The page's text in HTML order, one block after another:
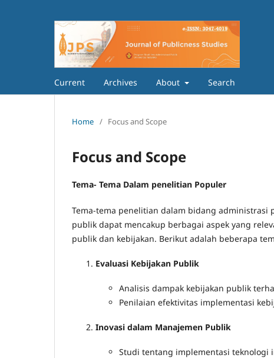
Current Archives About Search
Home / Focus and Scope
Focus and Scope
Tema- Tema Dalam penelitian Populer
Tema-tema penelitian dalam bidang
publik dapat mencakup berbagai aspek yang
publik dan kebijakan. Berikut adalah beberapa
Evaluasi Kebijakan Publik
Analisis dampak kebijakan publik
Penilaian efektivitas implementasi
Inovasi dalam Manajemen Publik
Studi tentang implementasi teknologi